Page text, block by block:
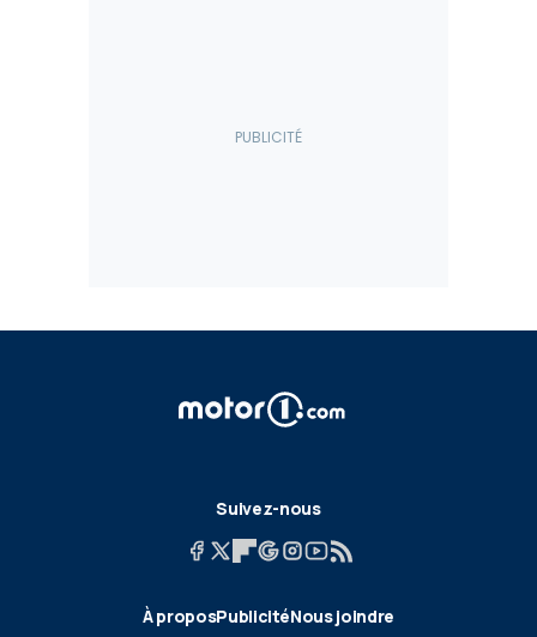
Suivez-nous
À proposPublicitéNous joindre